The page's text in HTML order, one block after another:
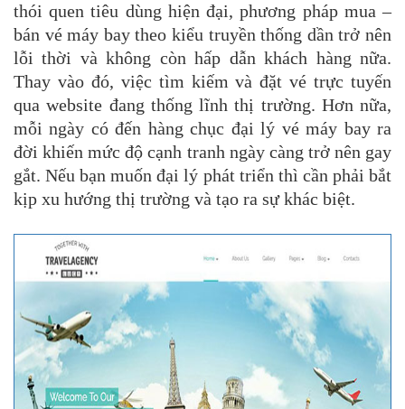
thói quen tiêu dùng hiện đại, phương pháp mua –
bán vé máy bay theo kiểu truyền thống dần trở nên
lỗi thời và không còn hấp dẫn khách hàng nữa.
Thay vào đó, việc tìm kiếm và đặt vé trực tuyến
qua website đang thống lĩnh thị trường. Hơn nữa,
mỗi ngày có đến hàng chục đại lý vé máy bay ra
đời khiến mức độ cạnh tranh ngày càng trở nên gay
gắt. Nếu bạn muốn đại lý phát triển thì cần phải bắt
kịp xu hướng thị trường và tạo ra sự khác biệt.